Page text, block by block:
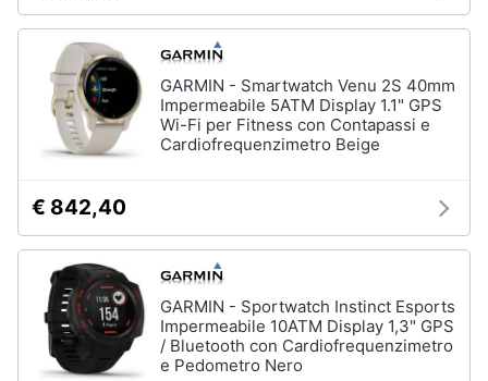
Fotografia
Casalinghi
Abbigliamento
Sport
Animali
Motori
Auricolari
bluetooth
Telefono
Cordless
Telefono
GARMIN - Smartwatch Venu 2S 40mm
Impermeabile 5ATM Display 1.1" GPS
Wi-Fi per Fitness con Contapassi e
Cardiofrequenzimetro Beige
€ 842,40
GARMIN - Sportwatch Instinct Esports
Impermeabile 10ATM Display 1,3" GPS
/ Bluetooth con Cardiofrequenzimetro
e Pedometro Nero